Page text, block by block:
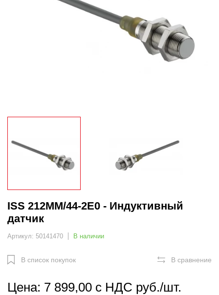
ISS 212MM/44-2E0 - Индуктивный
датчик
Артикул: 50141470 В наличии
В список покупок В сравнение
Цена: 7 899,00 с НДС руб./шт.